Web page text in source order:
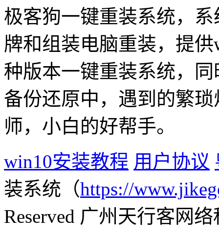
极客狗一键重装系统，
牌和组装电脑重装，提
种版本一键重装系统，
备份还原中，遇到的繁
师，小白的好帮手。
win10安装教程 用户协议
装系统（https://
Reserved 广州天行客网